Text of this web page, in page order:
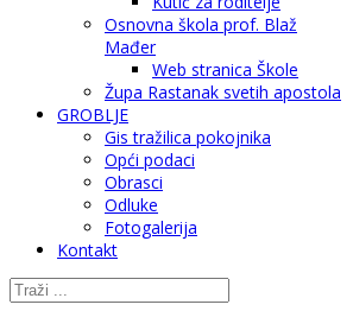
Osnovna škola prof. Blaž
Mađer
Web stranica Škole
Župa Rastanak svetih apostola
GROBLJE
Gis tražilica pokojnika
Opći podaci
Obrasci
Odluke
Fotogalerija
Kontakt